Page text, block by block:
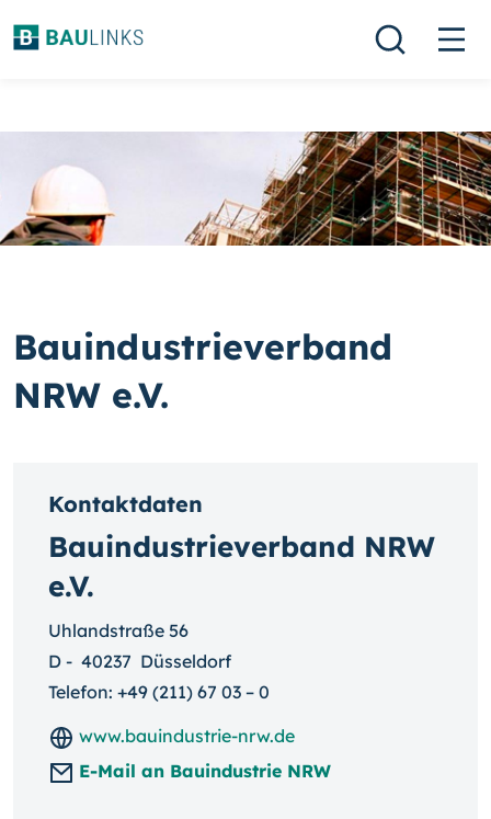
Bauindustrieverband
NRW e.V.
Kontaktdaten
Bauindustrieverband NRW
e.V.
Uhlandstraße 56
D - 40237 Düsseldorf
Telefon: +49 (211) 67 03 – 0
www.bauindustrie-nrw.de
E-Mail an Bauindustrie NRW